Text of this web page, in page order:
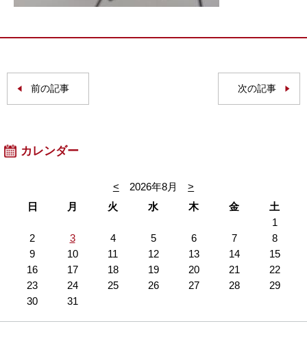
前の記事 次の記事
カレンダー
< 2026年8月
>
日
月 火 水 木 金
土
1
2
3 4 5 6 7
8
9
10 11 12 13 14
15
16
17 18 19 20 21
22
23
24 25 26 27 28
29
30
31